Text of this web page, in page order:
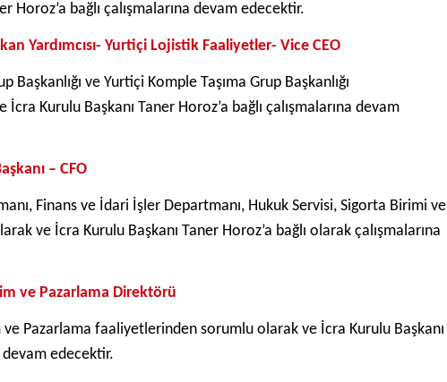
Horoz’a bağlı çalışmalarına devam edecektir.
Yardımcısı- Yurtiçi Lojistik Faaliyetler- Vice CEO
Başkanlığı ve Yurtiçi Komple Taşıma Grup Başkanlığı
Kurulu Başkanı Taner Horoz’a bağlı çalışmalarına devam
– CFO
Finans ve İdari İşler Departmanı, Hukuk Servisi, Sigorta Birimi ve
ve İcra Kurulu Başkanı Taner Horoz’a bağlı olarak çalışmalarına
ve Pazarlama Direktörü
Pazarlama faaliyetlerinden sorumlu olarak ve İcra Kurulu Başkanı
devam edecektir.